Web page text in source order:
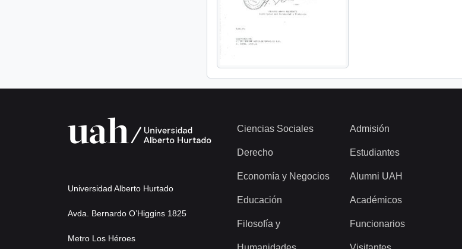
Universidad Alberto Hurtado
Avda. Bernardo O’Higgins 1825
Metro Los Héroes
Ciencias Sociales
Derecho
Economía y Negocios
Educación
Filosofía y
Admisión
Estudiantes
Alumni UAH
Académicos
Funcionarios